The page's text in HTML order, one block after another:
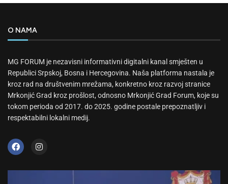
O NAMA
MG FORUM je nezavisni informativni digitalni kanal smješten u
Republici Srpskoj, Bosna i Hercegovina. Naša platforma nastala je
kroz rad na društvenim mrežama, konkretno kroz razvoj stranice
Mrkonjić Grad kroz prošlost, odnosno Mrkonjić Grad Forum, koje su
tokom perioda od 2017. do 2025. godine postale prepoznatljiv i
respektabilni lokalni medij.